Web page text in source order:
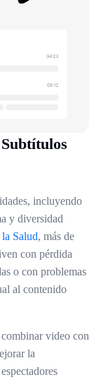
incluyendo
y diversidad
Salud, más de
con pérdida
o con problemas
al contenido
video con
la